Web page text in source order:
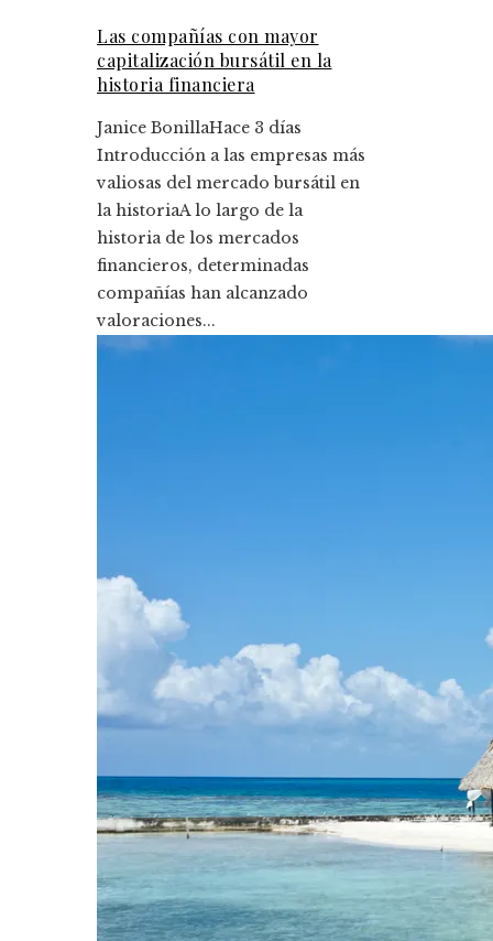
Las compañías con mayor
capitalización bursátil en la
historia financiera
Janice BonillaHace 3 días
Introducción a las empresas más
valiosas del mercado bursátil en
la historiaA lo largo de la
historia de los mercados
financieros, determinadas
compañías han alcanzado
valoraciones...